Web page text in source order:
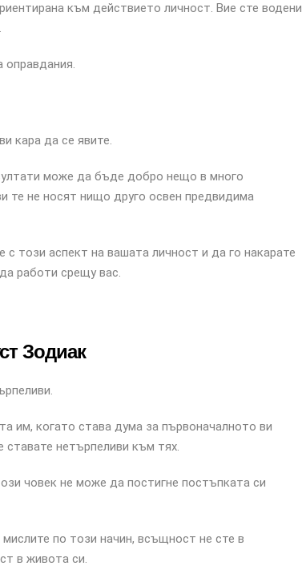
към действието личност. Вие сте водени
оправдания.
кара да се явите.
може да бъде добро нещо в много
те не носят нищо друго освен предвидима
този аспект на вашата личност и да го накарате
работи срещу вас.
Зодиак
им, когато става дума за първоначалното ви
ставате нетърпеливи към тях.
човек не може да постигне постъпката си
по този начин, всъщност не сте в
в живота си.